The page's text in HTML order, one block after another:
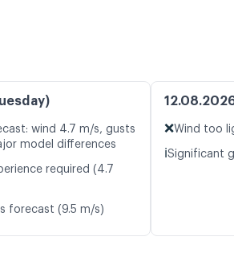
wind 4.7 m/s, gusts
model differences
required (4.7
forecast (9.5 m/s)
❌Wind too
ℹ️Significant